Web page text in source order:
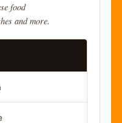
food
and more.